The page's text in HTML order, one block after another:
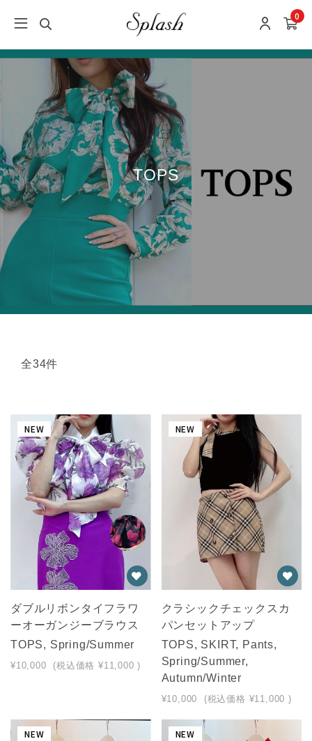
0
TOPS
全34件
NEW
ダブルリボンタイフラワ
ーオーガンジーブラウス
TOPS, Spring/Summer
¥10,000 (税込価格 ¥11,000 )
NEW
クラシックチェックスカ
パンセットアップ
TOPS, SKIRT, Pants,
Spring/Summer,
Autumn/Winter
¥10,000 (税込価格 ¥11,000 )
NEW NEW